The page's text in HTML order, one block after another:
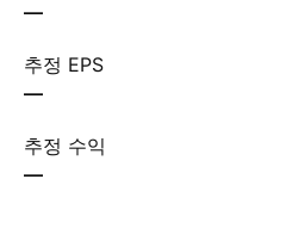
—
추정 EPS
—
추정 수익
—